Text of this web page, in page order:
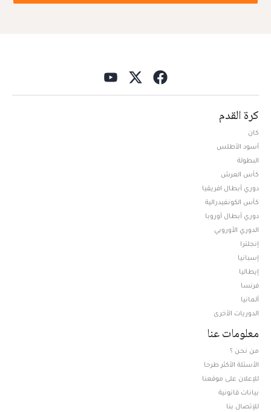
كرة القدم
كان
أسود الأطلس
البطولة
كأس العرش
دوري أبطال افريقيا
كأس الكونفيدرالية
دوري أبطال أوروبا
الدوري الأوروبي
إنجلترا
إسبانيا
إيطاليا
فرنسا
ألمانيا
الدوريات الأخرى
معلومات عنا
من نحن ؟
الأسئلة الأكثر طرحا
للإعلان على موقعنا
بيانات قانونية
للإتصال بنا